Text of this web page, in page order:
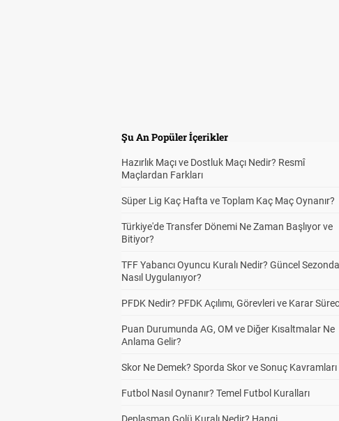
Şu An Popüler İçerikler
Hazırlık Maçı ve Dostluk Maçı Nedir? Resmî
Maçlardan Farkları
Süper Lig Kaç Hafta ve Toplam Kaç Maç Oynanır?
Türkiye'de Transfer Dönemi Ne Zaman Başlıyor ve
Bitiyor?
TFF Yabancı Oyuncu Kuralı Nedir? Güncel Sezonda
Nasıl Uygulanıyor?
PFDK Nedir? PFDK Açılımı, Görevleri ve Karar
Puan Durumunda AG, OM ve Diğer Kısaltmalar Ne
Anlama Gelir?
Skor Ne Demek? Sporda Skor ve Sonuç Kavramları
Futbol Nasıl Oynanır? Temel Futbol Kuralları